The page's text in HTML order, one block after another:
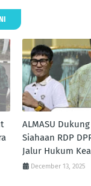
ALMASU
Siahaan RDP
Jalur Hukum
December 13, 2025